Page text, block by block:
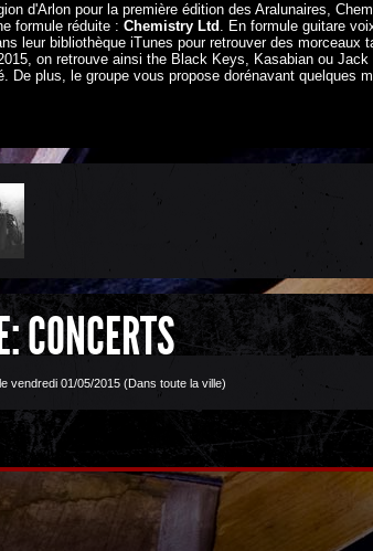
d'Arlon pour la première édition des Aralunaires,
formule réduite : Chemistry Ltd . En formule guitare
leur bibliothèque iTunes pour retrouver des morceaux
on retrouve ainsi the Black Keys, Kasabian ou
De plus, le groupe vous propose dorénavant quelques
CONCERTS
le vendredi 01/05/2015 (Dans toute la ville)